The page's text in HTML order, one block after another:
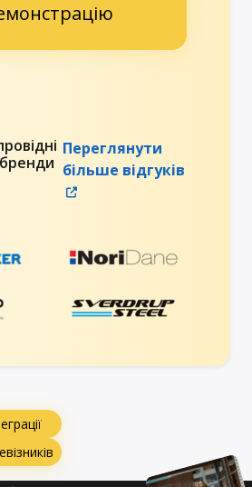
Переглянути
більше відгуків